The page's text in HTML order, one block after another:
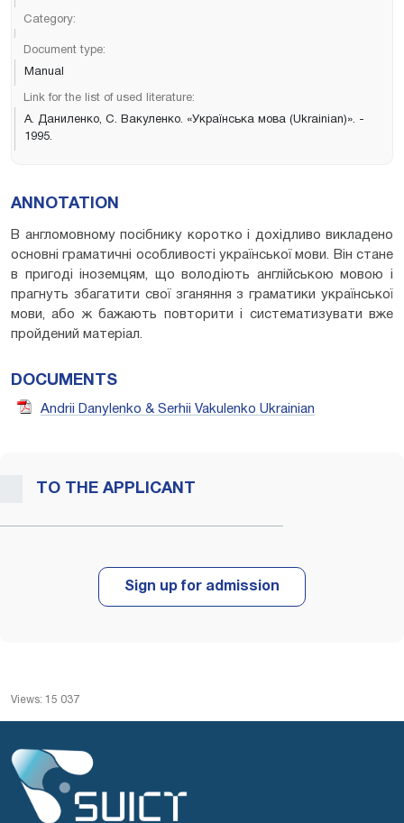
Category:
Document type:
Manual
Link for the list of used literature:
А. Даниленко, С. Вакуленко. «Українська мова (Ukrainian)». -
1995.
ANNOTATION
В англомовному посібнику коротко і дохідливо викладено
основні граматичні особливості української мови. Він стане
в пригоді іноземцям, що володіють англійською мовою і
прагнуть збагатити свої зганяння з граматики української
мови, або ж бажають повторити і систематизувати вже
пройдений матеріал.
DOCUMENTS
Andrii Danylenko & Serhii Vakulenko Ukrainian
TO THE APPLICANT
Views: 15 037